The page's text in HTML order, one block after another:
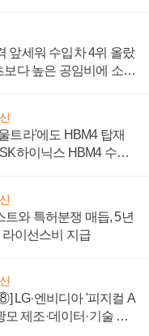
앞세워 수입차 4위 올랐
보다 높은 공임비에 소비
트라'에도 HBM4 탑재
하이닉스 HBM4 수율
트와 특허분쟁 매듭, 5년
이선스비 지급
LG·엔비디아 '피지컬 A
모 제조·데이터·기술 결